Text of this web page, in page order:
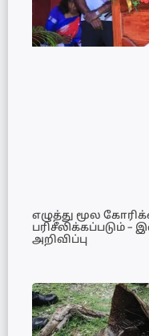
எழுத்து மூல
பரிசீலிக்கப்படும்
அறிவிப்பு